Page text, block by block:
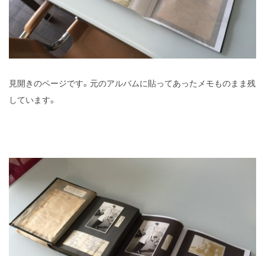
見開きのページです。元のアルバムに貼ってあったメモものまま残
しています。